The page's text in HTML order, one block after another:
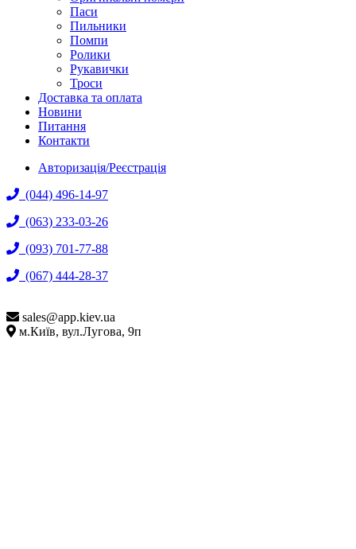
Паси
Пильники
Помпи
Ролики
Рукавички
Троси
Доставка та оплата
Новини
Питання
Контакти
Авторизація/Реєстрація
(044) 496-14-97
(063) 233-03-26
(093) 701-77-88
(067) 444-28-37
sales@app.kiev.ua
м.Київ, вул.Лугова, 9п